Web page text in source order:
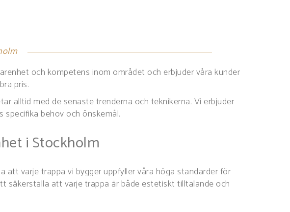
och kompetens inom området och erbjuder våra kunder
pris.
alltid med de senaste trenderna och teknikerna. Vi erbjuder
behov och önskemål.
i Stockholm
varje trappa vi bygger uppfyller våra höga standarder för
säkerställa att varje trappa är både estetiskt tilltalande och